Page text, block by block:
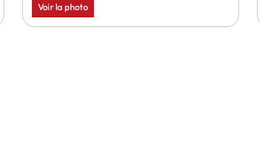
Voir la photo